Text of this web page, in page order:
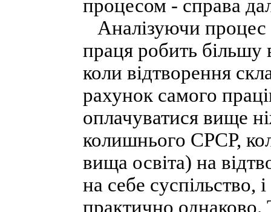
процесом - справа
Аналізуючи процес
праця робить більшу
коли відтворення
рахунок самого
оплачуватися вище
колишнього СРСР,
вища освіта) на
на себе суспільство,
практично однаково.